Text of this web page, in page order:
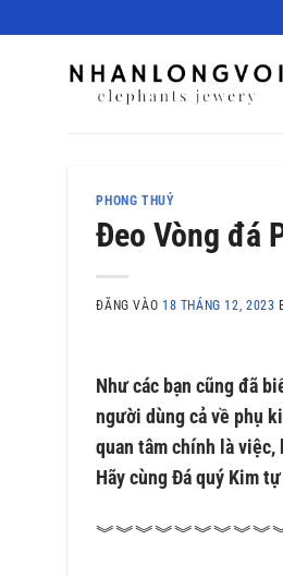
PHONG THUỶ
Đeo Vòng đá
ĐĂNG VÀO 18 THÁNG 12, 2023
Như các bạn cũng đã
người dùng cả về phụ
quan tâm chính là
Hãy cùng Đá quý Kim